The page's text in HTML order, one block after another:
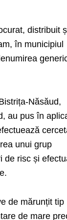
distribuit
în municipiul
Năsăud,
au pus în
unui grup
de risc și
de mărunțit tip
de mare